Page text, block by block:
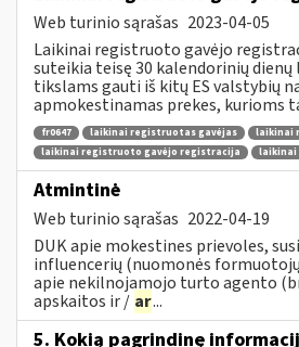
Web turinio sąrašas 2023-04-05
Laikinai registruoto gavėjo
suteikia teisę 30 kalendorinių
tikslams gauti iš kitų ES valstybių
apmokestinamas prekes, kurioms
fr0647 laikinai registruotas gavėjas
laikinai
laikinai registruoto gavėjo registracija
laikinai
Atmintinė
Web turinio sąrašas 2022-04-19
DUK apie mokestines prievoles,
influencerių (nuomonės
apie nekilnojamojo turto agento
apskaitos ir / ar...
5. Kokią pagrindinę